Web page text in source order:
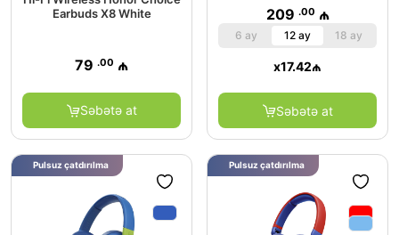
Earbuds X8 White
79 .00 ₼
Səbətə at
209 .00 ₼
6 ay 12 ay 18 ay
x17.42₼
Səbətə at
Pulsuz çatdırılma Pulsuz çatdırılma